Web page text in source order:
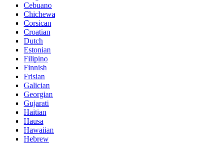
Cebuano
Chichewa
Corsican
Croatian
Dutch
Estonian
Filipino
Finnish
Frisian
Galician
Georgian
Gujarati
Haitian
Hausa
Hawaiian
Hebrew